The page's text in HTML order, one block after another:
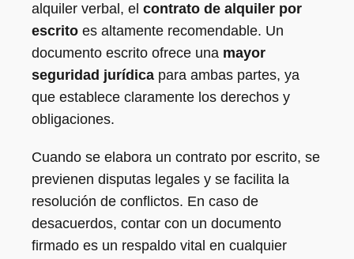
alquiler verbal, el contrato de alquiler por
escrito es altamente recomendable. Un
documento escrito ofrece una mayor
seguridad jurídica para ambas partes, ya
que establece claramente los derechos y
obligaciones.
Cuando se elabora un contrato por escrito, se
previenen disputas legales y se facilita la
resolución de conflictos. En caso de
desacuerdos, contar con un documento
firmado es un respaldo vital en cualquier